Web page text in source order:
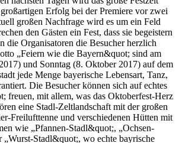
Erfolg bei der Premiere vor zwei
großen Nachfrage wird es um ein Feld
den Gästen ein Fest, dass sie begeistern
die Organisatoren die Besucher herzlich
„Feiern wie die Bayern&quot; sind am
und Sonntag (8. Oktober 2017) auf dem
jede Menge bayerische Lebensart, Tanz,
Die Besucher können sich auf echtes
freuen, mit allem, was das Oktoberfest-Herz
eine Stadl-Zeltlandschaft mit der großen
Freilufttenne und verschiedenen Hütten mit
wie „Pfannen-Stadl&quot;, „Ochsen-
„Wurst-Stadl&quot;, wo echte bayrische